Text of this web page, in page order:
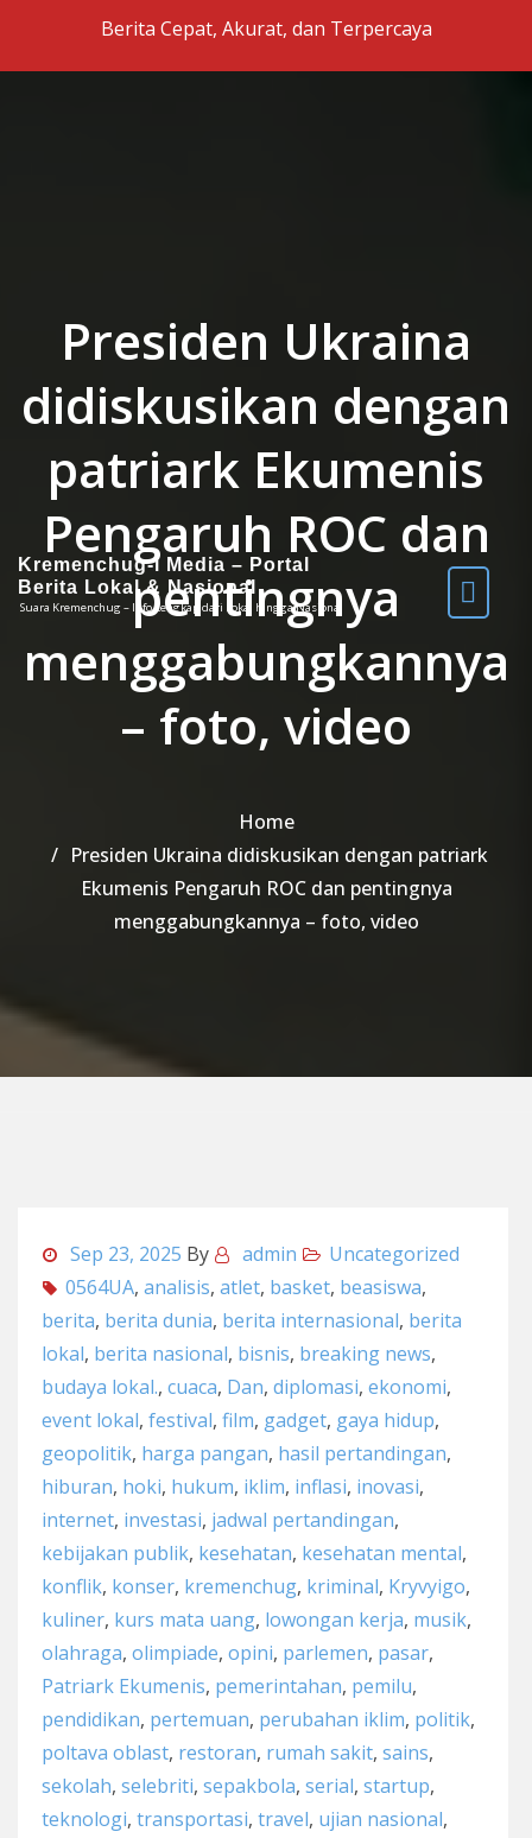
Skip to the contentBerita Cepat, Akurat, dan Terpercaya
Kremenchug-i Media – Portal
Berita Lokal & Nasional
Suara Kremenchug – Info Lengkap dari Lokal hingga Nasional
Presiden Ukraina
didiskusikan dengan
patriark Ekumenis
Pengaruh ROC dan
pentingnya
menggabungkannya
– foto, video
Home
Presiden Ukraina didiskusikan dengan patriark
Ekumenis Pengaruh ROC dan pentingnya
menggabungkannya – foto, video
Sep 23, 2025 By admin
Uncategorized
0564UA, analisis, atlet, basket, beasiswa,
berita, berita dunia, berita internasional, berita
lokal, berita nasional, bisnis, breaking news,
budaya lokal., cuaca, Dan, diplomasi, ekonomi,
event lokal, festival, film, gadget, gaya hidup,
geopolitik, harga pangan, hasil pertandingan,
hiburan, hoki, hukum, iklim, inflasi, inovasi,
internet, investasi, jadwal pertandingan,
kebijakan publik, kesehatan, kesehatan mental,
konflik, konser, kremenchug, kriminal, Kryvyigo,
kuliner, kurs mata uang, lowongan kerja, musik,
olahraga, olimpiade, opini, parlemen, pasar,
Patriark Ekumenis, pemerintahan, pemilu,
pendidikan, pertemuan, perubahan iklim, politik,
poltava oblast, restoran, rumah sakit, sains,
sekolah, selebriti, sepakbola, serial, startup,
teknologi, transportasi, travel, ujian nasional,